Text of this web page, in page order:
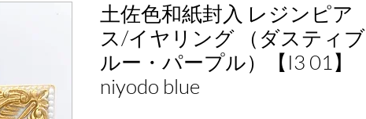
土佐色和紙封入 レジンピア
ス/イヤリング （ダスティブ
ルー・パープル）【I3 01】
niyodo blue